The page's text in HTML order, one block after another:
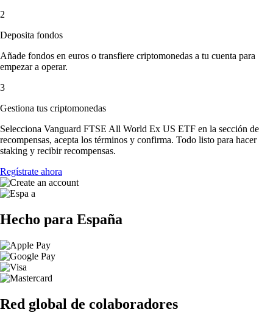
2
Deposita fondos
Añade fondos en euros o transfiere criptomonedas a tu cuenta para
empezar a operar.
3
Gestiona tus criptomonedas
Selecciona Vanguard FTSE All World Ex US ETF en la sección de
recompensas, acepta los términos y confirma. Todo listo para hacer
staking y recibir recompensas.
Regístrate ahora
Hecho para España
Red global de colaboradores